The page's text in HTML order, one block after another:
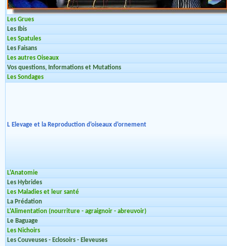
Les Grues
Les Ibis
Les Spatules
Les Faisans
Les autres Oiseaux
Vos questions, Informations et Mutations
Les Sondages
L Elevage et la Reproduction d'oiseaux d'ornement
L'Anatomie
Les Hybrides
Les Maladies et leur santé
La Prédation
L'Alimentation (nourriture - agraignoir - abreuvoir)
Le Baguage
Les Nichoirs
Les Couveuses - Eclosoirs - Eleveuses